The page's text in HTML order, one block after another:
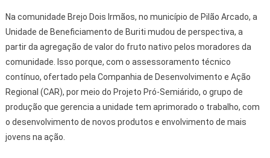
Na comunidade Brejo Dois Irmãos, no município de Pilão Arcado, a
Unidade de Beneficiamento de Buriti mudou de perspectiva, a
partir da agregação de valor do fruto nativo pelos moradores da
comunidade. Isso porque, com o assessoramento técnico
contínuo, ofertado pela Companhia de Desenvolvimento e Ação
Regional (CAR), por meio do Projeto Pró-Semiárido, o grupo de
produção que gerencia a unidade tem aprimorado o trabalho, com
o desenvolvimento de novos produtos e envolvimento de mais
jovens na ação.